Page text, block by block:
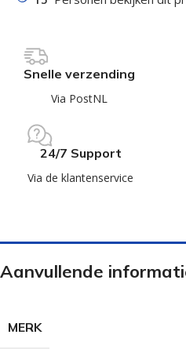
Snelle verzending
Via PostNL
24/7 Support
Via de klantenservice
Aanvullende
MERK